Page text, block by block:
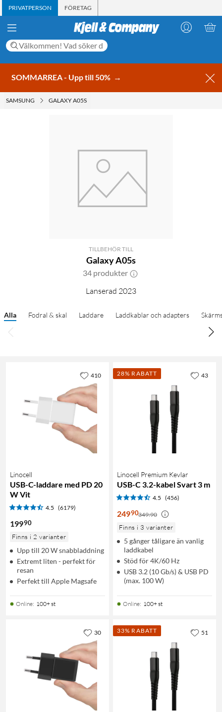
PRIVATPERSON FÖRETAG
SOMMARREA - Upp till 50% →
SAMSUNG GALAXY A05S
TILLBEHÖR TILL
Galaxy A05s
34 produkter
Lanserad 2023
Alla Fodral & skal Laddare Laddkablar och adapters
Linocell
USB-C-laddare med PD 20
W Vit
4.5 (6179)
19990
Finns i 2 varianter
Upp till 20 W snabbladdning
Extremt liten - perfekt för
resan
Perfekt till Apple Magsafe
Online: 100+ st
410 28% RABATT
Linocell Premium Kevlar
USB-C 3.2-kabel Svart 3 m
4.5 (456)
24990349:90
Finns i 3 varianter
5 gånger tåligare än vanlig
laddkabel
Stöd för 4K/60 Hz
USB 3.2 (10 Gb/s) & USB PD
(max. 100 W)
Online: 100+ st
43
30 33% RABATT 51